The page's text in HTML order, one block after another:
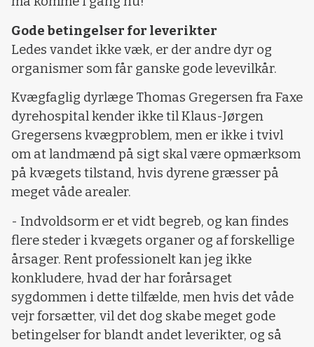
Gode betingelser for leverikter
Ledes vandet ikke væk, er der andre dyr og
organismer som får ganske gode levevilkår.
Kvægfaglig dyrlæge Thomas Gregersen fra Faxe
dyrehospital kender ikke til Klaus-Jørgen
Gregersens kvægproblem, men er ikke i tvivl
om at landmænd på sigt skal være opmærksom
på kvægets tilstand, hvis dyrene græsser på
meget våde arealer.
- Indvoldsorm er et vidt begreb, og kan findes
flere steder i kvægets organer og af forskellige
årsager. Rent professionelt kan jeg ikke
konkludere, hvad der har forårsaget
sygdommen i dette tilfælde, men hvis det våde
vejr forsætter, vil det dog skabe meget gode
betingelser for blandt andet leverikter, og så